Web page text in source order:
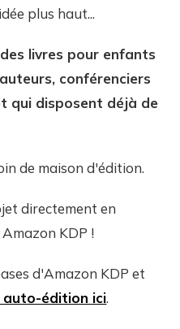
plus haut...
livres pour enfants
auteurs, conférenciers
qui disposent déjà de
de maison d'édition.
directement en
KDP !
d'Amazon KDP et
auto-édition ici.